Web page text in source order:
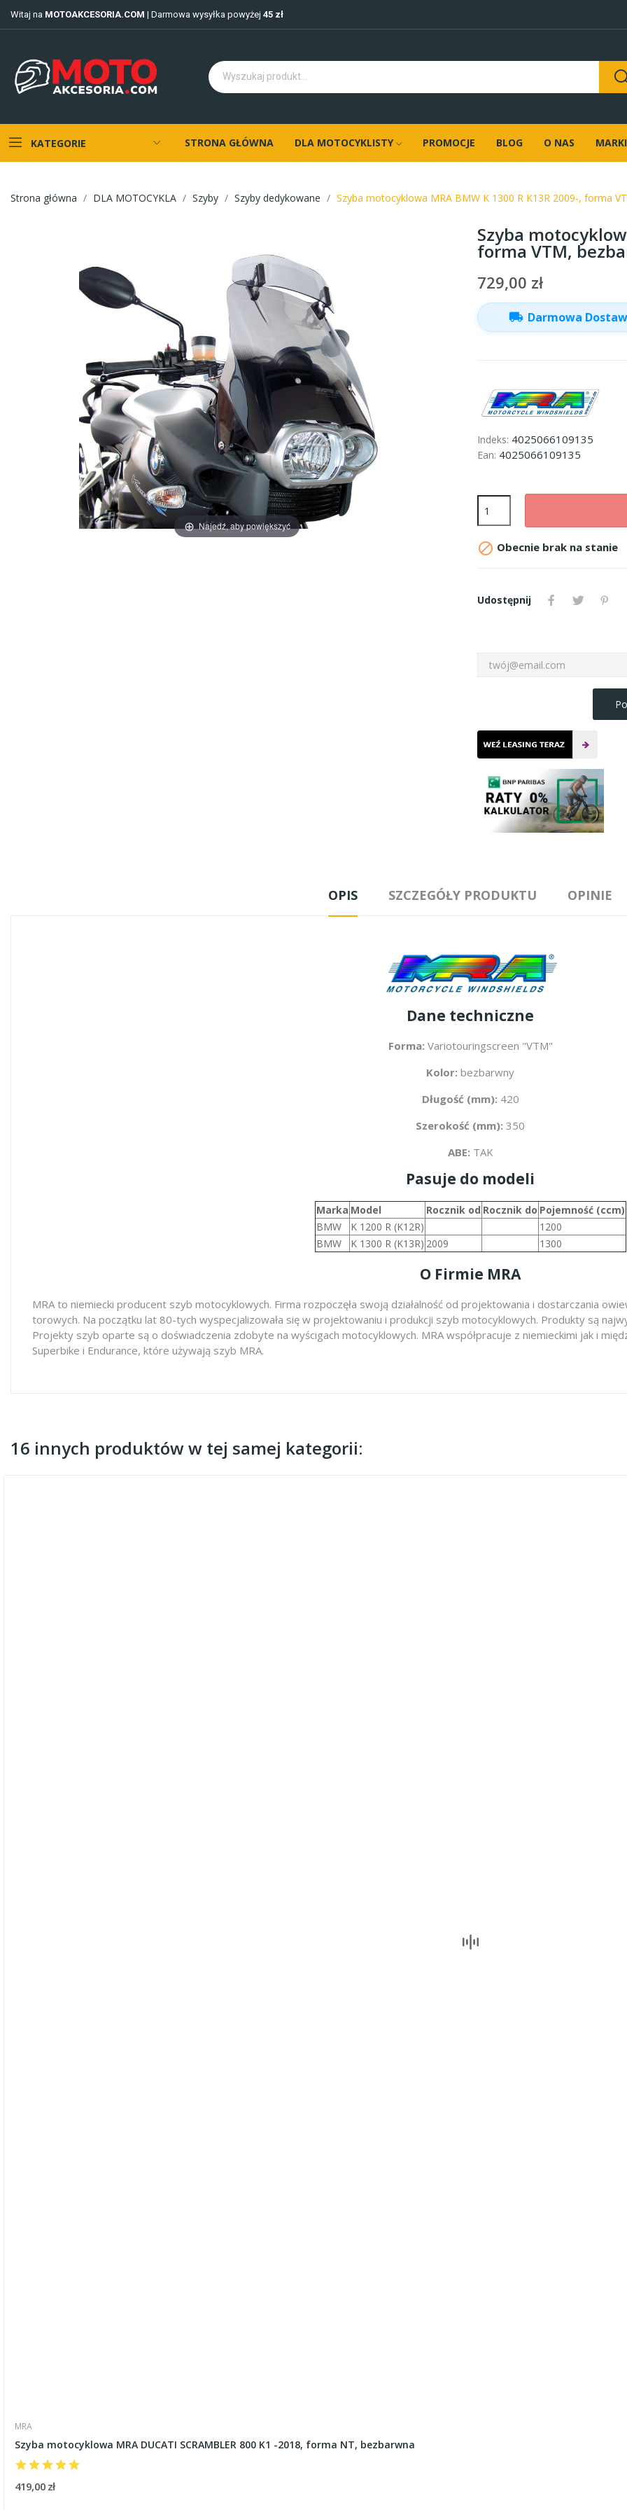
Witaj na MOTOAKCESORIA.COM | Darmowa wysyłka powyżej 45 zł
KATEGORIE STRONA GŁÓWNA DLA MOTOCYKLISTY PROMOCJE BLOG O NAS MARKI
Strona główna DLA MOTOCYKLA Szyby Szyby dedykowane Szyba motocyklowa MRA BMW K 1300 R K13R 2009-, forma
Najedź, aby powiększyć
Szyba
forma VTM,
729,00 zł
local_shipping Darmowa
Indeks: 4025066109135
Ean: 4025066109135
 Obecnie brak na stanie
Udostępnij
OPIS SZCZEGÓŁY PRODUKTU OPINIE
Dane techniczne
Forma: Variotouringscreen "VTM"
Kolor: bezbarwny
Długość (mm): 420
Szerokość (mm): 350
ABE: TAK
Pasuje do modeli
Marka Model Rocznik od Rocznik do Pojemność (ccm)
BMW
K 1200 R (K12R)
1200
BMW
K 1300 R (K13R) 2009 1300
O Firmie MRA
MRA to niemiecki producent szyb motocyklowych. Firma rozpoczęła swoją działalność od projektowania i dostarczania
torowych. Na początku lat 80-tych wyspecjalizowała się w projektowaniu i produkcji szyb motocyklowych. Produkty są
Projekty szyb oparte są o doświadczenia zdobyte na wyścigach motocyklowych. MRA współpracuje z niemieckimi jak i
Superbike i Endurance, które używają szyb MRA.
16 innych produktów w tej samej kategorii:
MRA
Szyba motocyklowa MRA DUCATI SCRAMBLER 800 K1 -2018, forma NT, bezbarwna
419,00 zł